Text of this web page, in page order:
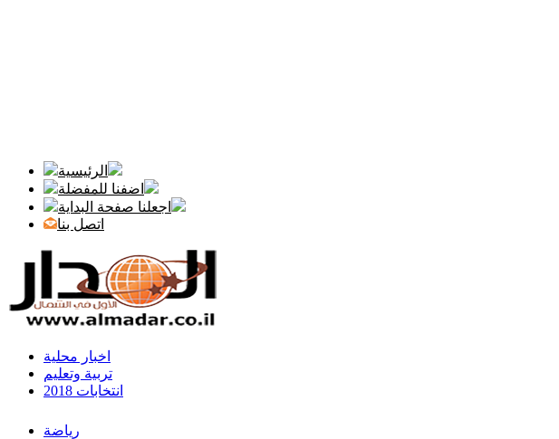
الرئيسية
اضفنا للمفضلة
اجعلنا صفحة البداية
اتصل بنا
اخبار محلية
تربية وتعليم
انتخابات 2018
رياضة